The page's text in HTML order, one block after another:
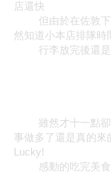
店還快
但由於在佐敦下
然知道小本店排隊時
行李放完後還是
雖然才十一點卻
事做多了還是真的來
Lucky!
感動的吃完美食